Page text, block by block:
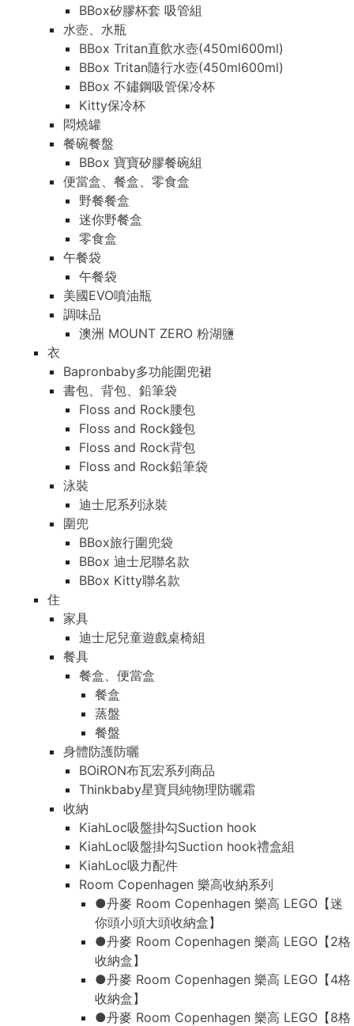
BBox矽膠杯套 吸管組
水壺、水瓶
BBox Tritan直飲水壺(450ml600ml)
BBox Tritan隨行水壺(450ml600ml)
BBox 不鏽鋼吸管保冷杯
Kitty保冷杯
悶燒罐
餐碗餐盤
BBox 寶寶矽膠餐碗組
便當盒、餐盒、零食盒
野餐餐盒
迷你野餐盒
零食盒
午餐袋
午餐袋
美國EVO噴油瓶
調味品
澳洲 MOUNT ZERO 粉湖鹽
衣
Bapronbaby多功能圍兜裙
書包、背包、鉛筆袋
Floss and Rock腰包
Floss and Rock錢包
Floss and Rock背包
Floss and Rock鉛筆袋
泳裝
迪士尼系列泳裝
圍兜
BBox旅行圍兜袋
BBox 迪士尼聯名款
BBox Kitty聯名款
住
家具
迪士尼兒童遊戲桌椅組
餐具
餐盒、便當盒
餐盒
蒸盤
餐盤
身體防護防曬
BOiRON布瓦宏系列商品
Thinkbaby星寶貝純物理防曬霜
收納
KiahLoc吸盤掛勾Suction hook
KiahLoc吸盤掛勾Suction hook禮盒組
KiahLoc吸力配件
Room Copenhagen 樂高收納系列
●丹麥 Room Copenhagen 樂高 LEGO【迷
你頭小頭大頭收納盒】
●丹麥 Room Copenhagen 樂高 LEGO【2格
收納盒】
●丹麥 Room Copenhagen 樂高 LEGO【4格
收納盒】
●丹麥 Room Copenhagen 樂高 LEGO【8格